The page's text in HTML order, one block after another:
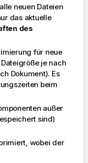
neuen Dateien
das aktuelle
des
für neue
je nach
Dokument). Es
beim
außer
sind)
wobei der